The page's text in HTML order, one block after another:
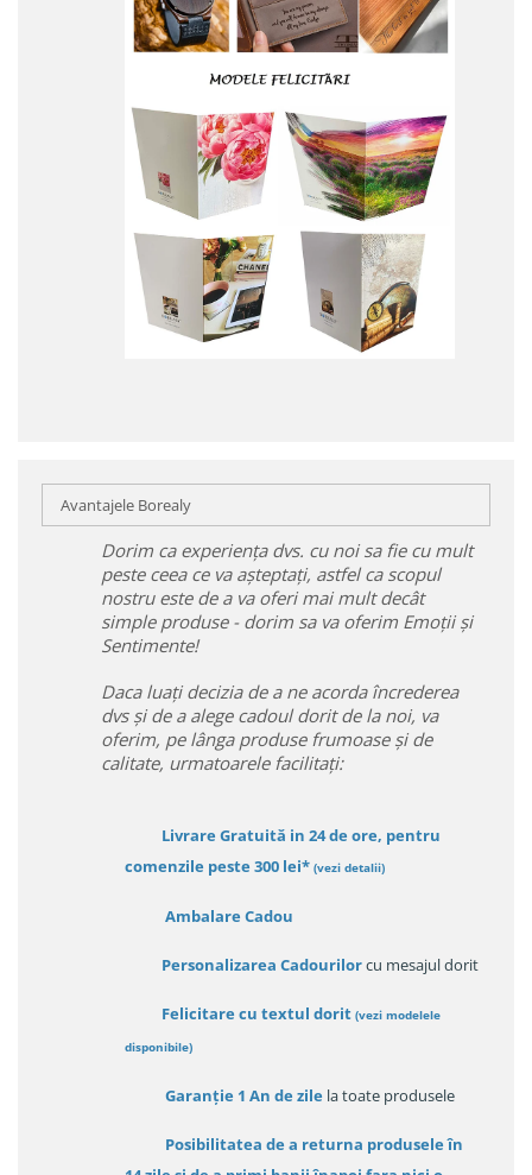
Avantajele Borealy
Dorim ca experiența dvs. cu noi sa fie cu mult
peste ceea ce va așteptați, astfel ca scopul
nostru este de a va oferi mai mult decât
simple produse - dorim sa va oferim Emoții și
Sentimente!
Daca luați decizia de a ne acorda încrederea
dvs și de a alege cadoul dorit de la noi, va
oferim, pe lânga produse frumoase și de
calitate, urmatoarele facilitați:
Livrare Gratuită in 24 de ore, pentru
comenzile peste 300 lei* (vezi detalii)
Ambalare Cadou
Personalizarea Cadourilorcu mesajul dorit
Felicitare cu textul dorit (vezi modelele
disponibile)
Garanție 1 An de zile la toate produsele
Posibilitatea de a returna produsele în